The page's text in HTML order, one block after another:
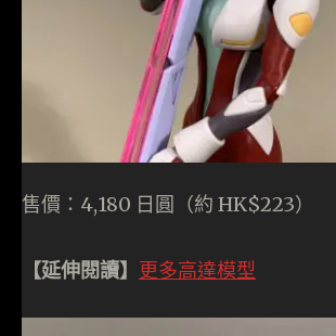
售價：4,180 日圓（約 HK$223）
【延伸閱讀】 更多高達模型